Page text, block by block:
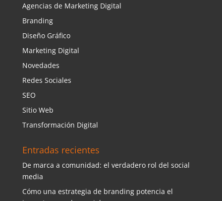
Agencias de Marketing Digital
Branding
Diseño Gráfico
Marketing Digital
Novedades
Redes Sociales
SEO
Sitio Web
Transformación Digital
Entradas recientes
De marca a comunidad: el verdadero rol del social
media
Cómo una estrategia de branding potencia el